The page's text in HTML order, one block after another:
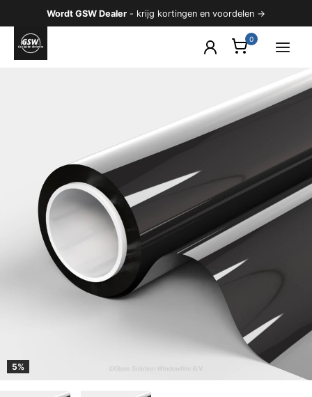
naar
inhoud
Wordt GSW Dealer - krijg kortingen en voordelen →
5%